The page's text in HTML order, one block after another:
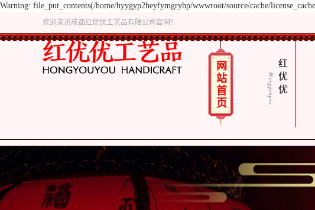
Warning: file_put_contents(/home/hyygyp2heyfymgryhp/wwwroot/source/cache/
欢迎来访成都红优优工艺品有限公司官网！
网
站
首
页
红
优
优